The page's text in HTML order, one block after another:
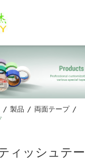
/ 製品 / 両面テープ /
ィッシュテ